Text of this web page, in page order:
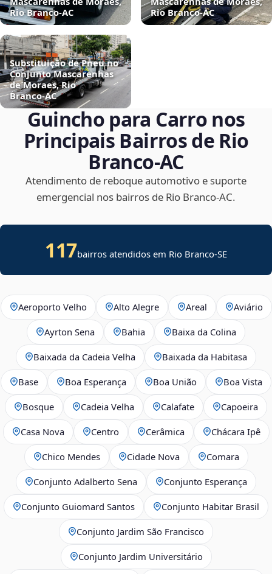
Rio Branco‑AC
Rio Branco‑AC
Substituição de Pneu no
Conjunto Mascarenhas
de Moraes, Rio
Branco‑AC
Guincho para Carro nos
Principais Bairros de Rio
Branco‑AC
Atendimento de reboque automotivo e suporte
emergencial nos bairros de Rio Branco‑AC.
117bairros atendidos em Rio Branco-SE
Aeroporto Velho Alto Alegre Areal Aviário
Ayrton Sena Bahia Baixa da Colina
Baixada da Cadeia Velha Baixada da Habitasa
Base Boa Esperança Boa União Boa Vista
Bosque Cadeia Velha Calafate Capoeira
Casa Nova Centro Cerâmica Chácara Ipê
Chico Mendes Cidade Nova Comara
Conjunto Adalberto Sena Conjunto Esperança
Conjunto Guiomard Santos Conjunto Habitar Brasil
Conjunto Jardim São Francisco
Conjunto Jardim Universitário